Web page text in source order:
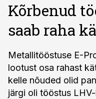
Kõrbenud
saab raha
Metallitööstuse E-
lootust osa rahast
kelle nõuded olid
järgi oli tööstus